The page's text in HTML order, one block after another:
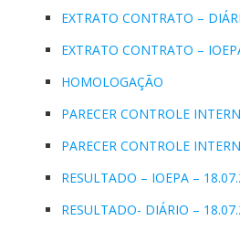
EXTRATO CONTRATO –
EXTRATO CONTRATO –
HOMOLOGAÇÃO
PARECER CONTROLE
PARECER CONTROLE
RESULTADO – IOEPA –
RESULTADO- DIÁRIO –